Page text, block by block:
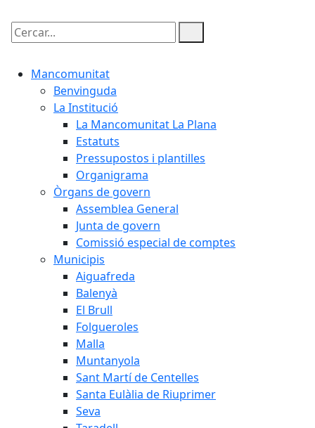
Cercar:
Mancomunitat
Benvinguda
La Institució
La Mancomunitat La Plana
Estatuts
Pressupostos i plantilles
Organigrama
Òrgans de govern
Assemblea General
Junta de govern
Comissió especial de comptes
Municipis
Aiguafreda
Balenyà
El Brull
Folgueroles
Malla
Muntanyola
Sant Martí de Centelles
Santa Eulàlia de Riuprimer
Seva